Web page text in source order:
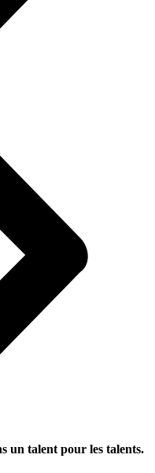
un talent pour les talents.